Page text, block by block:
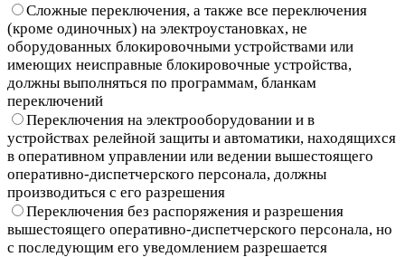
Сложные переключения, а также все переключения
(кроме одиночных) на электроустановках, не
оборудованных блокировочными устройствами или
имеющих неисправные блокировочные устройства,
должны выполняться по программам, бланкам
переключений
Переключения на электрооборудовании и в
устройствах релейной защиты и автоматики, находящихся
в оперативном управлении или ведении вышестоящего
оперативно-диспетчерского персонала, должны
производиться с его разрешения
Переключения без распоряжения и разрешения
вышестоящего оперативно-диспетчерского персонала, но
с последующим его уведомлением разрешается